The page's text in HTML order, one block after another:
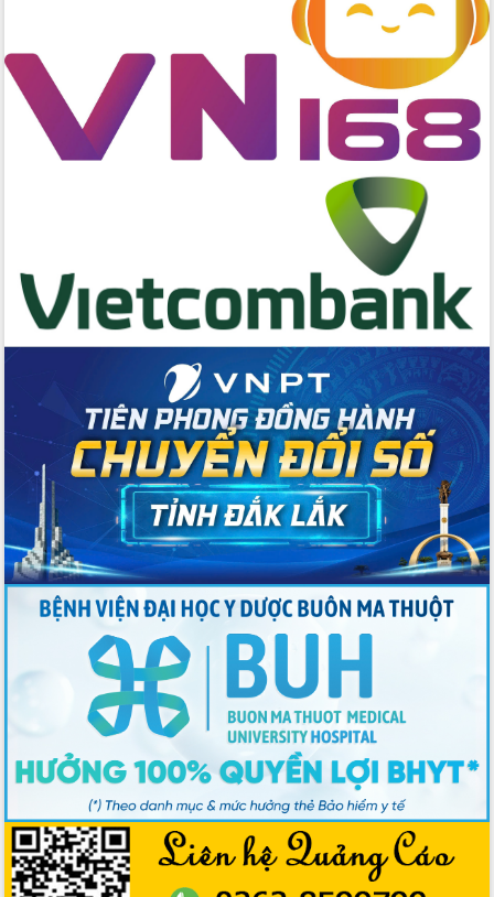
nội trú liên cấp tiểu học và THCS xã Ia
Phó Thủ tướng Chính phủ Mai Văn
Chính chia sẻ, động viên người dân
chịu ảnh hưởng nặng từ bão số 13
vốn các chương trình mục tiêu quốc
gia
Xã Ea H'leo giữ vững và nâng cao chất
lượng các tiêu chí nông thôn mới
Công bố quyết định của Ban Thường
vụ Tỉnh ủy về công tác cán bộ
Nâng cao trách nhiệm người đứng
đầu, phát huy tinh thần chủ động,
sáng tạo để đảm bảo tiến độ giải ngân
vốn đầu tư công năm 2025
Sở Công Thương đột phá số hóa 100%
thủ tục trực tuyến lấy sự hài lòng của
doanh nghiệp làm thước đo phục vụ
Đảm bảo công tác bầu cử triển khai
đúng tiến độ, quy trình theo luật định
Ban Tuyên giáo và Dân vận Trung ương
tập huấn công tác khoa giáo năm 2025
Đắk Lắk hưởng ứng Ngày Pháp luật
Việt Nam 2025 và biểu dương 25 tập
thể, cá nhân tiêu biểu
Hội nghị lần thứ nhất Ban Chỉ đạo
công tác bầu cử tỉnh Đắk Lắk
Hội nghị UBND tỉnh thường kỳ tháng
10 năm 2025
Kỳ họp chuyên đề lần thứ Ba, HĐND
tỉnh khóa X